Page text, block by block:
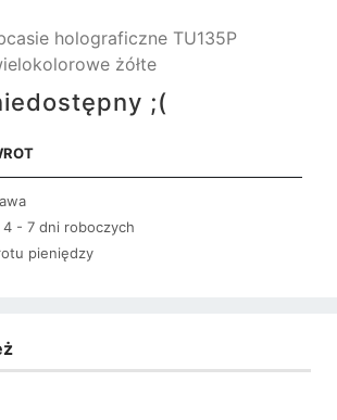
holograficzne TU135P
żółte
;(
4 - 7 dni roboczych
pieniędzy